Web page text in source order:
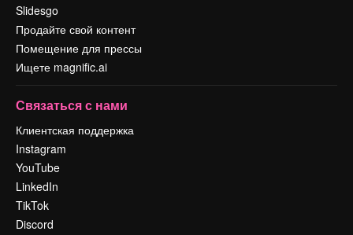
Slidesgo
Продайте свой контент
Помещение для прессы
Ищете magnific.ai
Связаться с нами
Клиентская поддержка
Instagram
YouTube
LinkedIn
TikTok
Discord